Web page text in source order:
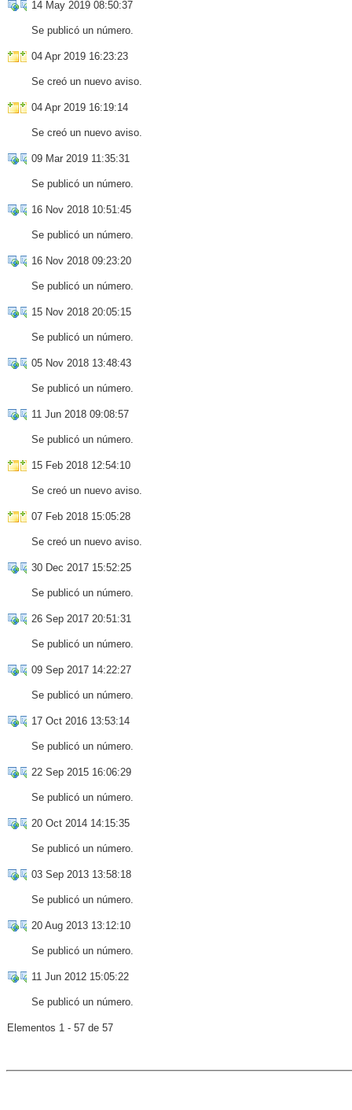
14 May 2019 08:50:37
Se publicó un número.
04 Apr 2019 16:23:23
Se creó un nuevo aviso.
04 Apr 2019 16:19:14
Se creó un nuevo aviso.
09 Mar 2019 11:35:31
Se publicó un número.
16 Nov 2018 10:51:45
Se publicó un número.
16 Nov 2018 09:23:20
Se publicó un número.
15 Nov 2018 20:05:15
Se publicó un número.
05 Nov 2018 13:48:43
Se publicó un número.
11 Jun 2018 09:08:57
Se publicó un número.
15 Feb 2018 12:54:10
Se creó un nuevo aviso.
07 Feb 2018 15:05:28
Se creó un nuevo aviso.
30 Dec 2017 15:52:25
Se publicó un número.
26 Sep 2017 20:51:31
Se publicó un número.
09 Sep 2017 14:22:27
Se publicó un número.
17 Oct 2016 13:53:14
Se publicó un número.
22 Sep 2015 16:06:29
Se publicó un número.
20 Oct 2014 14:15:35
Se publicó un número.
03 Sep 2013 13:58:18
Se publicó un número.
20 Aug 2013 13:12:10
Se publicó un número.
11 Jun 2012 15:05:22
Se publicó un número.
Elementos 1 - 57 de 57